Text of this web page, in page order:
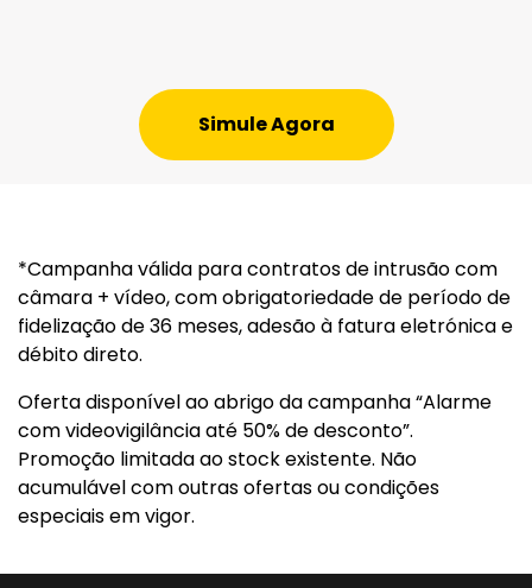
Simule Agora
*Campanha válida para contratos de intrusão com
câmara + vídeo, com obrigatoriedade de período de
fidelização de 36 meses, adesão à fatura eletrónica e
débito direto.
Oferta disponível ao abrigo da campanha “Alarme
com videovigilância até 50% de desconto”.
Promoção limitada ao stock existente. Não
acumulável com outras ofertas ou condições
especiais em vigor.